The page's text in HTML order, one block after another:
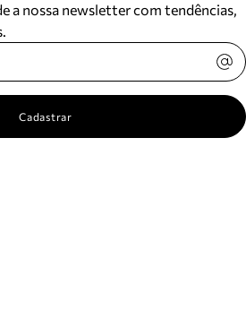
a nossa newsletter com tendências,
Cadastrar